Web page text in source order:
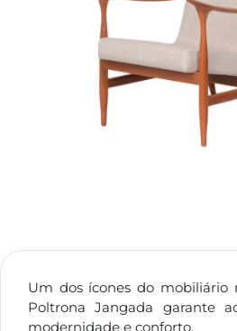
Um dos ícones do mobiliário
Poltrona Jangada garante
modernidade e conforto.